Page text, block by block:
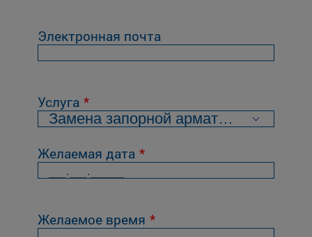
Электронная почта
Услуга
Желаемая дата
Желаемое время